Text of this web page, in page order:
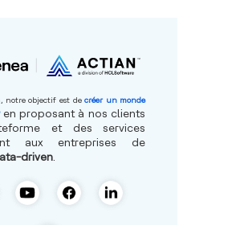
notre objectif est decréer un monde
en proposant à nos clients
et des services
aux entreprises de
driven.